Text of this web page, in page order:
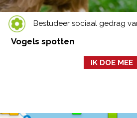
Bestudeer sociaal gedrag
Vogels spotten
IK DOE MEE